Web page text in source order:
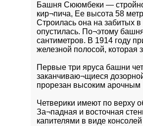
Башня Сююмбеки —
кир¬пича, Ее высота 58
Строилась она на забитых
опустилась. По¬этому
сантиметров. В 1914 году
железной полосой, которая
Первые три яруса башни
заканчиваю¬щиеся
прорезан высоким
Четверики имеют по верху
За¬падная и восточная
капителями в виде